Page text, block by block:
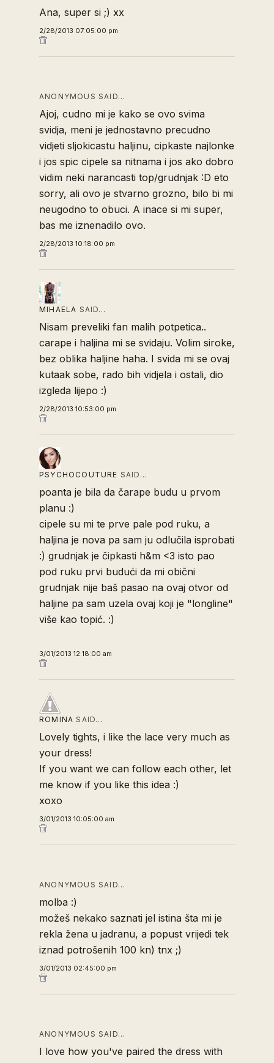
Ana, super si ;) xx
2/28/2013 07:05:00 pm
ANONYMOUS SAID…
Ajoj, cudno mi je kako se ovo svima
svidja, meni je jednostavno precudno
vidjeti sljokicastu haljinu, cipkaste najlonke
i jos spic cipele sa nitnama i jos ako dobro
vidim neki narancasti top/grudnjak :D eto
sorry, ali ovo je stvarno grozno, bilo bi mi
neugodno to obuci. A inace si mi super,
bas me iznenadilo ovo.
2/28/2013 10:18:00 pm
MIHAELA SAID…
Nisam preveliki fan malih potpetica..
carape i haljina mi se svidaju. Volim siroke,
bez oblika haljine haha. I svida mi se ovaj
kutaak sobe, rado bih vidjela i ostali, dio
izgleda lijepo :)
2/28/2013 10:53:00 pm
PSYCHOCOUTURE SAID…
poanta je bila da čarape budu u prvom
planu :)
cipele su mi te prve pale pod ruku, a
haljina je nova pa sam ju odlučila isprobati
:) grudnjak je čipkasti h&m <3 isto pao
pod ruku prvi budući da mi obični
grudnjak nije baš pasao na ovaj otvor od
haljine pa sam uzela ovaj koji je "longline"
više kao topić. :)
3/01/2013 12:18:00 am
ROMINA SAID…
Lovely tights, i like the lace very much as
your dress!
If you want we can follow each other, let
me know if you like this idea :)
xoxo
3/01/2013 10:05:00 am
ANONYMOUS SAID…
molba :)
možeš nekako saznati jel istina šta mi je
rekla žena u jadranu, a popust vrijedi tek
iznad potrošenih 100 kn) tnx ;)
3/01/2013 02:45:00 pm
ANONYMOUS SAID…
I love how you've paired the dress with